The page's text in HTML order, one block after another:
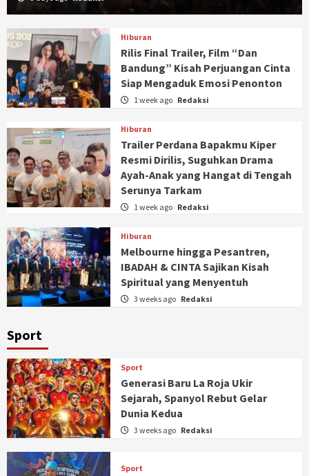
Hiburan
Rilis Final Trailer, Film “Dan
Bandung” Kisah Perjuangan Cinta
Siap Mengaduk Emosi Penonton
1 week ago Redaksi
Hiburan
Trailer Perdana Bapakmu Kiper
Resmi Dirilis, Suguhkan Drama
Ayah-Anak yang Hangat di Tengah
Serunya Tarkam
1 week ago Redaksi
Hiburan
Melbourne hingga Pesantren,
IBADAH & CINTA Sajikan Kisah
Spiritual yang Menyentuh
3 weeks ago Redaksi
Sport
Sport
Generasi Baru La Roja Ukir
Sejarah, Spanyol Rebut Gelar
Dunia Kedua
3 weeks ago Redaksi
Sport